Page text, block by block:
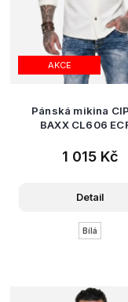
AKCE
Pánská mikina
BAXX CL606
1 015 Kč
Detail
Bílá